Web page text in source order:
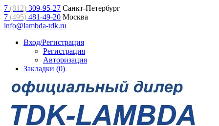
7 (812) 309-95-27 Санкт-Петербург
7 (495) 481-49-20 Москва
info@lambda-tdk.ru
Вход/Регистрация
Регистрация
Авторизация
Закладки (0)